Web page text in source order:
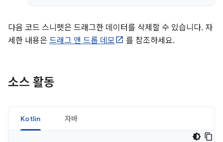
다음 코드 스니펫은 드래그한 데이터를 삭제할 수 있습니다. 자
세한 내용은 드래그 앤 드롭 데모 를 참조하세요.
소스 활동
Kotlin 자바